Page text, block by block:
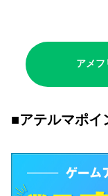
アメ
■アテルマポイ